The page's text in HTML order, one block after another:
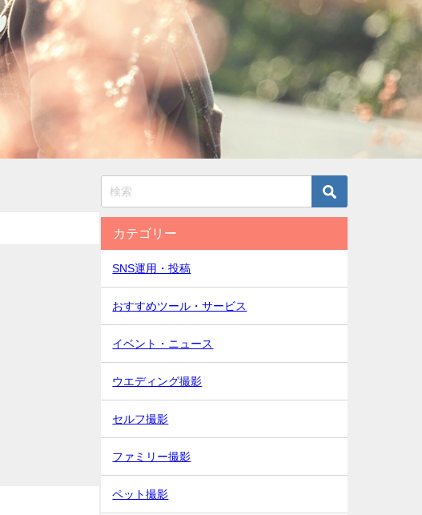
カテゴリー
SNS運用・投稿
おすすめツール・サービス
イベント・ニュース
ウエディング撮影
セルフ撮影
ファミリー撮影
ペット撮影